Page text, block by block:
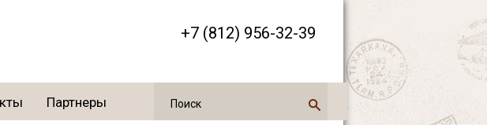
+7 (812) 956-32-39
Партнеры